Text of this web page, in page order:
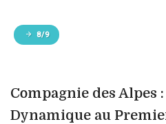
8/9
Compagnie des Alpes
Dynamique au